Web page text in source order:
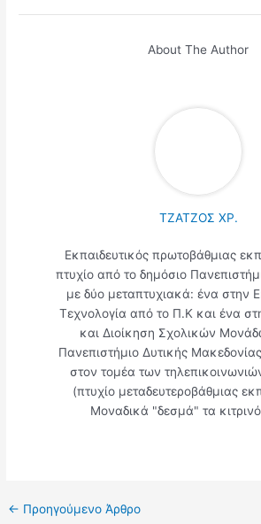
About The Author
ΤΖΑΤΖΟΣ ΧΡ.
Εκπαιδευτικός πρωτοβάθμιας
πτυχίο από το δημόσιο
με δύο μεταπτυχιακά: ένα στην
Τεχνολογία από το Π.Κ και ένα
και Διοίκηση Σχολικών
Πανεπιστήμιο Δυτικής
στον τομέα των
(πτυχίο μεταδευτεροβάθμιας
Μοναδικά "δεσμά" τα
← Προηγούμενο Άρθρο